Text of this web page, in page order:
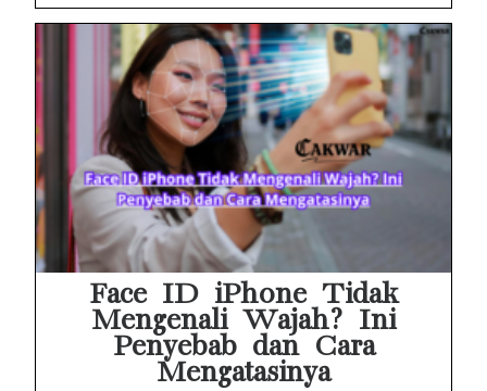
Face ID iPhone Tidak
Mengenali Wajah? Ini
Penyebab dan Cara
Mengatasinya